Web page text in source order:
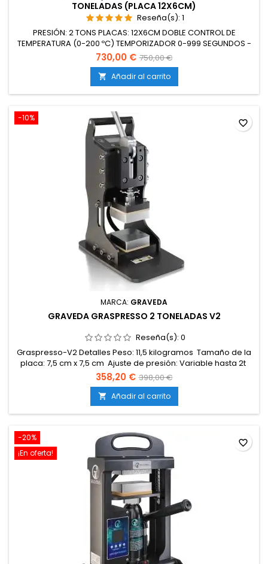
TONELADAS (PLACA 12X6CM)
Reseña(s): 1
PRESIÓN: 2 TONS PLACAS: 12X6CM DOBLE CONTROL DE
TEMPERATURA (0-200 ºC) TEMPORIZADOR 0-999 SEGUNDOS -
AVISO ACÚSTICO 220V ENCHUFE EUROPEO CONSUMO: 700W/h
PESO: 12 KG DIMENSIONES: 22x13x40,4cm ( Largo x Ancho x
Alto) ENERGÍA: 700W CORRIENTE: 3.5A VOLTAJE: 220V
FRECUENCIA: 50HZ CERTIFICACIÓN: CE
730,00 € 750,00 €
 Añadir al carrito
-10%
MARCA: GRAVEDA
GRAVEDA GRASPRESSO 2 TONELADAS V2
Reseña(s): 0
Graspresso-V2 Detalles Peso: 11,5 kilogramos Tamaño de la
placa: 7,5 cm x 7,5 cm Ajuste de presión: Variable hasta 2t
Rango de temperatura: 0-150°C Funcionamiento: Fácil
manejo mediante mecanismo de palanca Aplicación: Ideal
para producir extractos de alta calidad como budder, live
rosin, shatter
358,20 € 398,00 €
 Añadir al carrito
favorite_border
-20%
¡En oferta!
favorite_border